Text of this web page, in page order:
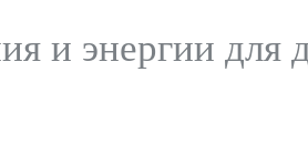
и энергии для